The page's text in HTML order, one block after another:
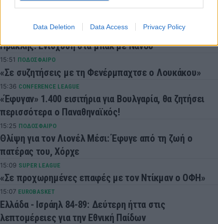
Data Deletion Data Access Privacy Policy
Ηρακλής: Ενίσχυση στα μπακ με Νανού
15:51 ΠΟΔΟΣΦΑΙΡΟ
«Σε συζητήσεις με τη Φενέρμπαχτσε ο Λουκάκου»
15:36 CONFERENCE LEAGUE
«Έφυγαν» 1.400 εισιτήρια για Βουλγαρία, θα ζητήσει
περισσότερα ο Παναθηναϊκός!
15:25 ΠΟΔΟΣΦΑΙΡΟ
Θλίψη για τον Λιονέλ Μέσι: Έφυγε από τη ζωή ο
πατέρας του, Χόρχε
15:09 SUPER LEAGUE
«Σε προχωρημένες επαφές με τον Ντίκμαν ο ΟΦΗ»
15:07 EUROBASKET
Ελλάδα - Ισράηλ 84-89: Δεύτερη ήττα στις
λεπτομέρειες για την Εθνική Παίδων